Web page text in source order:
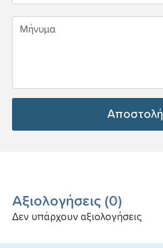
Αποστολή
Αξιολογήσεις (0)
Δεν υπάρχουν αξιολογήσεις